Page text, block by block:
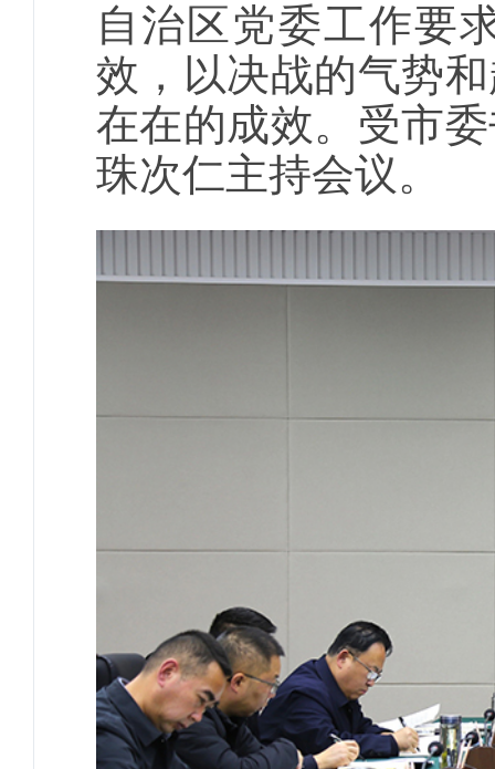
自治区党委工作要
效，以决战的气势
在在的成效。受市
珠次仁主持会议。